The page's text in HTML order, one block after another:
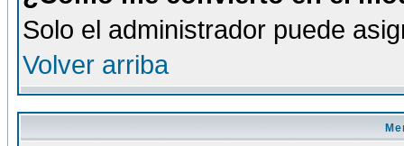
Solo el administrador puede
Volver arriba